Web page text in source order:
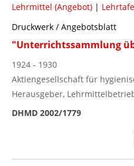
Lehrmittel (Angebot) |
Druckwerk / Angebotsblatt
"Unterrichtssammlung
1924 - 1930
Aktiengesellschaft für
Herausgeber,
DHMD 2002/1779